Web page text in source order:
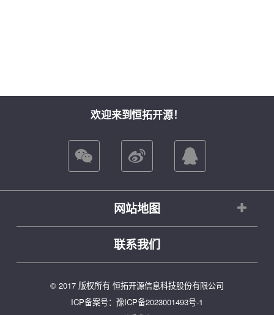
欢迎来到恒拓开源！
网站地图
联系我们
© 2017 版权所有 恒拓开源信息科技股份有限公司
ICP备案号：豫ICP备2023001493号-1